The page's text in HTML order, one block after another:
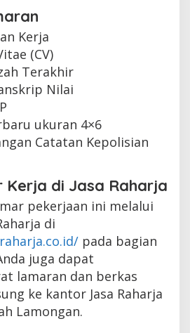
Kerja
(CV)
Terakhir
Nilai
ukuran 4×6
Catatan Kepolisian
Kerja di Jasa Raharja
pekerjaan ini melalui
di
pada bagian
juga dapat
lamaran dan berkas
ke kantor Jasa Raharja
Lamongan.